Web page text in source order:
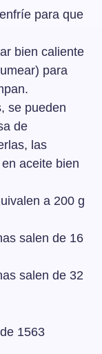
para que
bien caliente
para
se pueden
de
las
aceite bien
a 200 g
salen de 16
salen de 32
1563